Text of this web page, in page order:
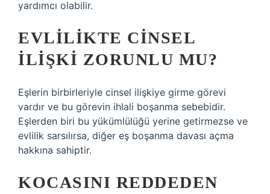
yardımcı olabilir.
EVLILIKTE CINSEL
ILIŞKI ZORUNLU MU?
Eşlerin birbirleriyle cinsel ilişkiye girme görevi
vardır ve bu görevin ihlali boşanma sebebidir.
Eşlerden biri bu yükümlülüğü yerine getirmezse ve
evlilik sarsılırsa, diğer eş boşanma davası açma
hakkına sahiptir.
KOCASINI REDDEDEN